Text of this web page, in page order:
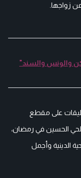
زواجها.
والونس والسند"
على مقطع
لحي الحسين في رمضان،
الدينية وأجمل